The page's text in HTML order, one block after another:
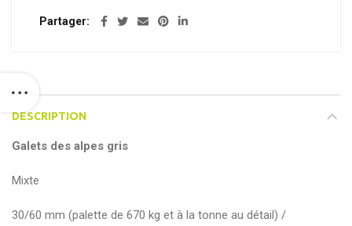
Partager
DESCRIPTION
Galets des alpes gris
Mixte
30/60 mm (palette de 670 kg et à la tonne au détail) /